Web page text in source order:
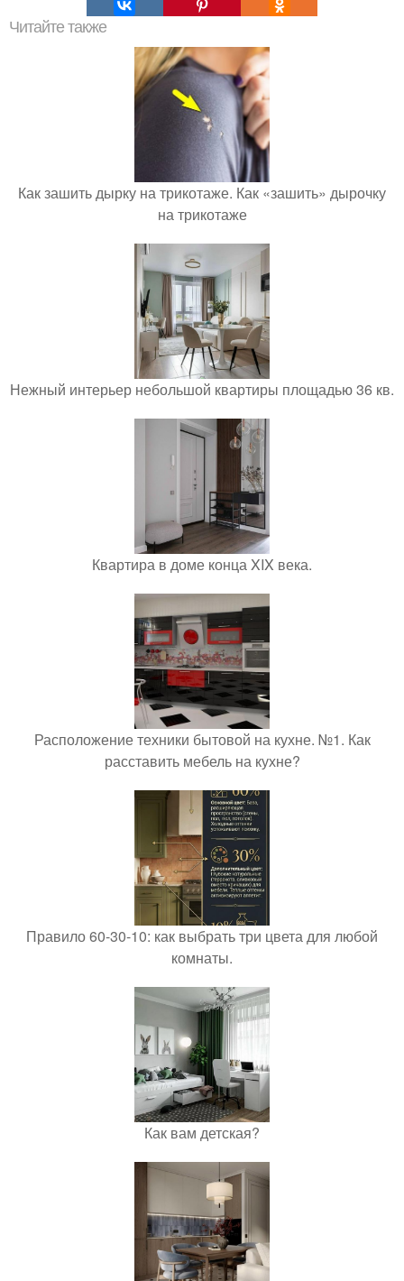
Читайте также
Как зашить дырку на трикотаже. Как «зашить» дырочку
на трикотаже
Нежный интерьер небольшой квартиры площадью 36 кв.
Квартира в доме конца XIX века.
Расположение техники бытовой на кухне. №1. Как
расставить мебель на кухне?
Правило 60-30-10: как выбрать три цвета для любой
комнаты.
Как вам детская?